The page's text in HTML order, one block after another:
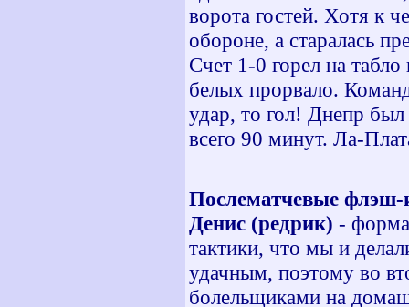
ворота гостей. Хотя к
обороне, а старалась
Счет 1-0 горел на
белых прорвало.
удар, то гол! Днепр был
всего 90 минут. Ла-
Послематчевые
Денис (редрик) -
тактики, что мы и
удачным, поэтому во
болельщиками на